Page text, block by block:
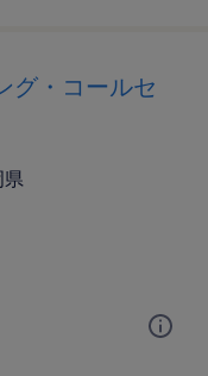
グ・コールセ